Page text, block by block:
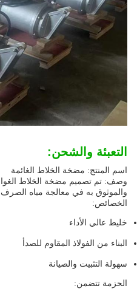
التعبئة والشحن:
اسم المنتج: مضخة الخلاط الغائمة
وصف: تم تصميم مضخة الخلاط
والموثوق به في معالجة مياه الصرف
الخصائص:
خليط عالي الأداء
البناء من الفولاذ المقاوم للصدأ
سهولة التثبيت والصيانة
الحزمة تتضمن: